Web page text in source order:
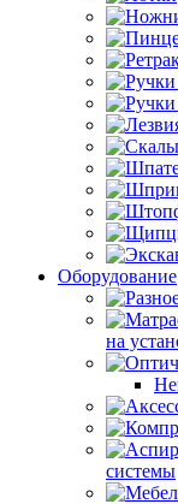
Оборудование
на
системы